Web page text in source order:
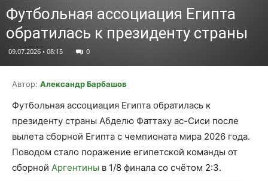
Футбольная ассоциация Египта
обратилась к президенту страны
09.07.2026 • 08:15 0
Автор: Александр Барбашов
Футбольная ассоциация Египта обратилась к
президенту страны Абделю Фаттаху ас-Сиси после
вылета сборной Египта с чемпионата мира 2026 года.
Поводом стало поражение египетской команды от
сборной Аргентины в 1/8 финала со счётом 2:3.